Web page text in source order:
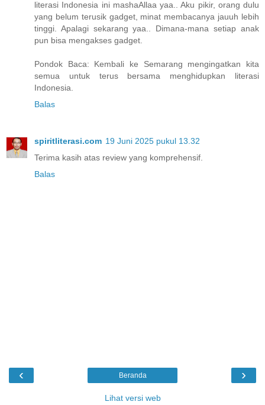
literasi Indonesia ini mashaAllaa yaa.. Aku pikir, orang dulu
yang belum terusik gadget, minat membacanya jauuh lebih
tinggi. Apalagi sekarang yaa.. Dimana-mana setiap anak
pun bisa mengakses gadget.
Pondok Baca: Kembali ke Semarang mengingatkan kita
semua untuk terus bersama menghidupkan literasi
Indonesia.
Balas
spiritliterasi.com 19 Juni 2025 pukul 13.32
Terima kasih atas review yang komprehensif.
Balas
‹ ›
Beranda
Lihat versi web